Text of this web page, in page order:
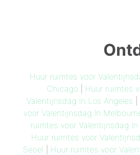
Huur ruimtes voor
Chicago
Huur ruimtes
Valentijnsdag In Los Angeles
voor Valentijnsdag In
ruimtes voor Valentijnsdag
Huur ruimtes voor
Seoel
Huur ruimtes voor